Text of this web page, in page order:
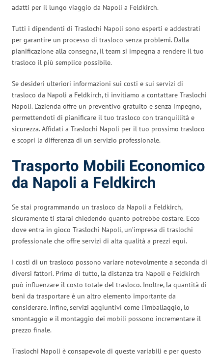
adatti per il lungo viaggio da Napoli a Feldkirch.
Tutti i dipendenti di Traslochi Napoli sono esperti e addestrati
per garantire un processo di trasloco senza problemi. Dalla
pianificazione alla consegna, il team si impegna a rendere il tuo
trasloco il più semplice possibile.
Se desideri ulteriori informazioni sui costi e sui servizi di
trasloco da Napoli a Feldkirch, ti invitiamo a contattare Traslochi
Napoli. L’azienda offre un preventivo gratuito e senza impegno,
permettendoti di pianificare il tuo trasloco con tranquillità e
sicurezza. Affidati a Traslochi Napoli per il tuo prossimo trasloco
e scopri la differenza di un servizio professionale.
Trasporto Mobili Economico
da Napoli a Feldkirch
Se stai programmando un trasloco da Napoli a Feldkirch,
sicuramente ti starai chiedendo quanto potrebbe costare. Ecco
dove entra in gioco Traslochi Napoli, un’impresa di traslochi
professionale che offre servizi di alta qualità a prezzi equi.
I costi di un trasloco possono variare notevolmente a seconda di
diversi fattori. Prima di tutto, la distanza tra Napoli e Feldkirch
può influenzare il costo totale del trasloco. Inoltre, la quantità di
beni da trasportare è un altro elemento importante da
considerare. Infine, servizi aggiuntivi come l’imballaggio, lo
smontaggio e il montaggio dei mobili possono incrementare il
prezzo finale.
Traslochi Napoli è consapevole di queste variabili e per questo